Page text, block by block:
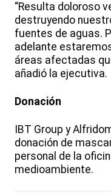
“Resulta doloroso
destruyendo
fuentes de aguas.
adelante
áreas afectadas
añadió la ejecutiva.
Donación
IBT Group y
donación de
personal de la
medioambiente.